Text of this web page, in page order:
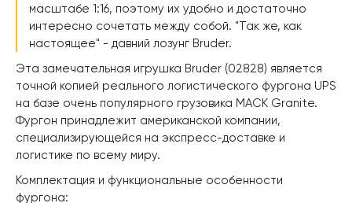
масштабе 1:16, поэтому их удобно и достаточно
интересно сочетать между собой. "Так же, как
настоящее" - давний лозунг Bruder.
Эта замечательная игрушка Bruder (02828) является
точной копией реального логистического фургона UPS
на базе очень популярного грузовика MACK Granite.
Фургон принадлежит американской компании,
специализирующейся на экспресс-доставке и
логистике по всему миру.
Комплектация и функциональные особенности
фургона: